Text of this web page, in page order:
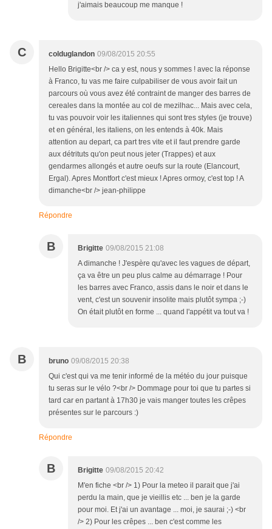
j'aimais beaucoup me manque !
C colduglandon 09/08/2015 20:55
Hello Brigitte<br /> ca y est, nous y sommes ! avec la réponse
à Franco, tu vas me faire culpabiliser de vous avoir fait un
parcours où vous avez été contraint de manger des barres de
cereales dans la montée au col de mezilhac... Mais avec cela,
tu vas pouvoir voir les italiennes qui sont tres styles (je trouve)
et en général, les italiens, on les entends à 40k. Mais
attention au depart, ca part tres vite et il faut prendre garde
aux détrituts qu'on peut nous jeter (Trappes) et aux
gendarmes allongés et autre oeufs sur la route (Elancourt,
Ergal). Apres Montfort c'est mieux ! Apres ormoy, c'est top ! A
dimanche<br /> jean-philippe
Répondre
B Brigitte 09/08/2015 21:08
A dimanche ! J'espère qu'avec les vagues de départ,
ça va être un peu plus calme au démarrage ! Pour
les barres avec Franco, assis dans le noir et dans le
vent, c'est un souvenir insolite mais plutôt sympa ;-)
On était plutôt en forme ... quand l'appétit va tout va !
B bruno 09/08/2015 20:38
Qui c'est qui va me tenir informé de la météo du jour puisque
tu seras sur le vélo ?<br /> Dommage pour toi que tu partes si
tard car en partant à 17h30 je vais manger toutes les crêpes
présentes sur le parcours :)
Répondre
B Brigitte 09/08/2015 20:42
M'en fiche <br /> 1) Pour la meteo il parait que j'ai
perdu la main, que je vieillis etc ... ben je la garde
pour moi. Et j'ai un avantage ... moi, je saurai ;-) <br
/> 2) Pour les crêpes ... ben c'est comme les